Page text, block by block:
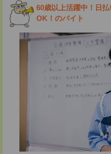
60歳以上活躍中！日
OK！のバイト